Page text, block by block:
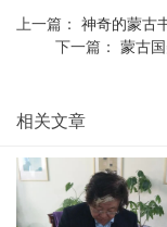
上一篇： 神奇的蒙古
下一篇： 蒙古
相关文章